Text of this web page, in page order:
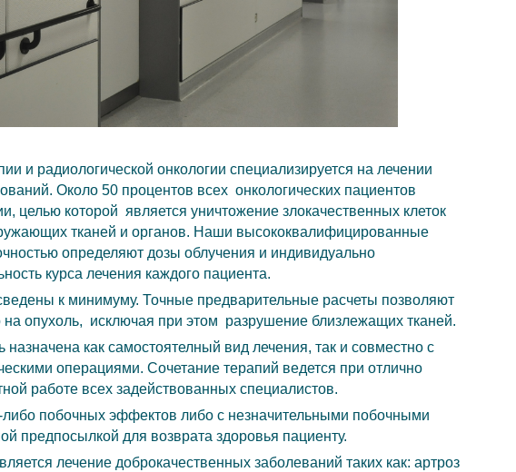
и радиологической онкологии специализируется на лечении
Около 50 процентов всех онкологических пациентов
целью которой является уничтожение злокачественных клеток
тканей и органов. Наши высококвалифицированные
определяют дозы облучения и индивидуально
курса лечения каждого пациента.
к минимуму. Точные предварительные расчеты позволяют
на опухоль, исключая при этом разрушение близлежащих тканей.
как самостоятелный вид лечения, так и совместно с
операциями. Сочетание терапий ведется при отлично
работе всех задействованных специалистов.
либо побочных эффектов либо с незначительными побочными
предпосылкой для возврата здоровья пациенту.
лечение доброкачественных заболеваний таких как: артроз